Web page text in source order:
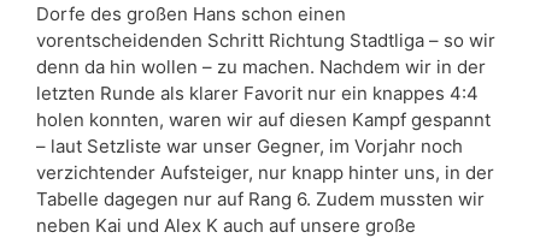
Dorfe des großen Hans schon einen
vorentscheidenden Schritt Richtung Stadtliga – so wir
denn da hin wollen – zu machen. Nachdem wir in der
letzten Runde als klarer Favorit nur ein knappes 4:4
holen konnten, waren wir auf diesen Kampf gespannt
– laut Setzliste war unser Gegner, im Vorjahr noch
verzichtender Aufsteiger, nur knapp hinter uns, in der
Tabelle dagegen nur auf Rang 6. Zudem mussten wir
neben Kai und Alex K auch auf unsere große